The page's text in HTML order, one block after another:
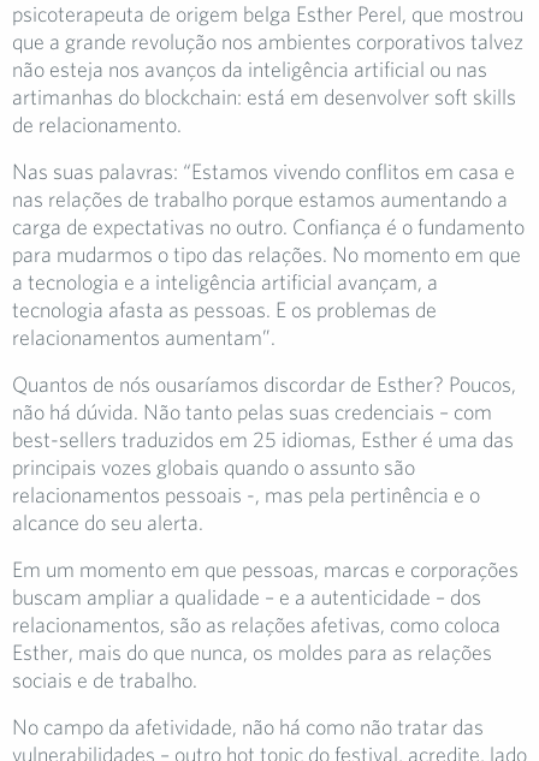
psicoterapeuta de origem belga Esther Perel, que mostrou
que a grande revolução nos ambientes corporativos talvez
não esteja nos avanços da inteligência artificial ou nas
artimanhas do blockchain: está em desenvolver soft skills
de relacionamento.
Nas suas palavras: “Estamos vivendo conflitos em casa e
nas relações de trabalho porque estamos aumentando a
carga de expectativas no outro. Confiança é o fundamento
para mudarmos o tipo das relações. No momento em que
a tecnologia e a inteligência artificial avançam, a
tecnologia afasta as pessoas. E os problemas de
relacionamentos aumentam”.
Quantos de nós ousaríamos discordar de Esther? Poucos,
não há dúvida. Não tanto pelas suas credenciais – com
best-sellers traduzidos em 25 idiomas, Esther é uma das
principais vozes globais quando o assunto são
relacionamentos pessoais -, mas pela pertinência e o
alcance do seu alerta.
Em um momento em que pessoas, marcas e corporações
buscam ampliar a qualidade – e a autenticidade – dos
relacionamentos, são as relações afetivas, como coloca
Esther, mais do que nunca, os moldes para as relações
sociais e de trabalho.
No campo da afetividade, não há como não tratar das
vulnerabilidades – outro hot topic do festival, acredite, lado